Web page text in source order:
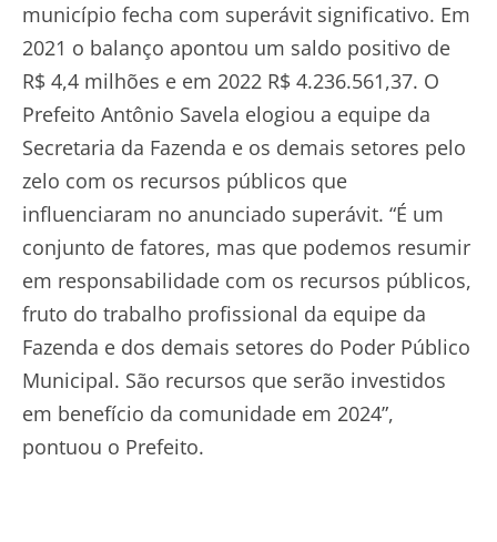
município fecha com superávit significativo. Em
2021 o balanço apontou um saldo positivo de
R$ 4,4 milhões e em 2022 R$ 4.236.561,37. O
Prefeito Antônio Savela elogiou a equipe da
Secretaria da Fazenda e os demais setores pelo
zelo com os recursos públicos que
influenciaram no anunciado superávit. “É um
conjunto de fatores, mas que podemos resumir
em responsabilidade com os recursos públicos,
fruto do trabalho profissional da equipe da
Fazenda e dos demais setores do Poder Público
Municipal. São recursos que serão investidos
em benefício da comunidade em 2024”,
pontuou o Prefeito.